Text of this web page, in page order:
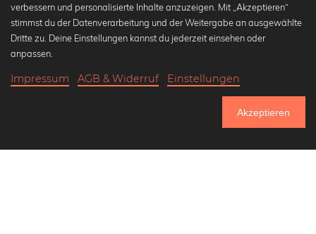
Bis Donnerstag: 20% Rabatt auf alle Bilder
Beliebte Kollektionen
Wandbilder in schwarz-weiß
Klassiker der Kunstgeschichte
verbessern und personalisierte Inhalte anzuzeigen. Mit „Akzeptieren“
stimmst du der Datenverarbeitung und der Weitergabe an ausgewählte
Dritte zu. Deine Einstellungen kannst du jederzeit einsehen oder
anpassen.
Impressum AGB & Widerruf Einstellungen
Akzeptieren